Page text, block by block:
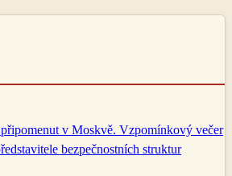
v Moskvě. Vzpomínkový večer
bezpečnostních struktur